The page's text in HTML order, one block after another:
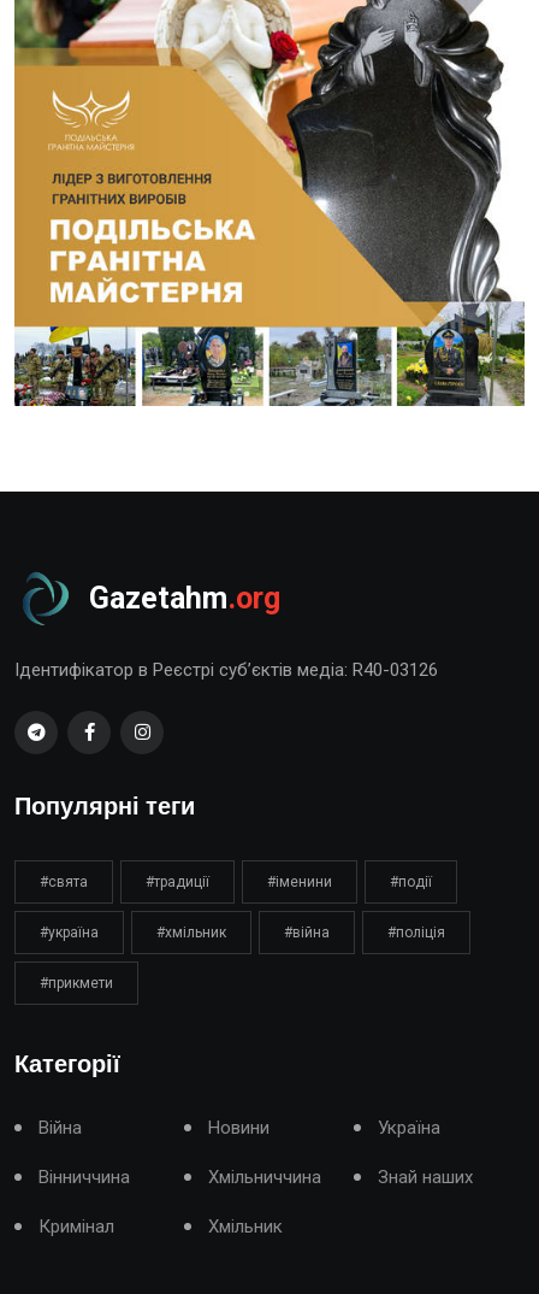
Gazetahm.org
Ідентифікатор в Реєстрі суб’єктів медіа: R40-03126
Популярні теги
#свята #традиції #іменини #події
#україна #хмільник #війна #поліція
#прикмети
Категорії
Війна Новини Україна
Вінниччина Хмільниччина Знай наших
Кримінал Хмільник